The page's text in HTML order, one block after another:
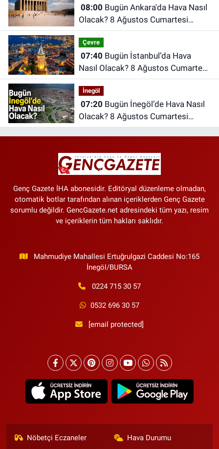
08:00
Olacak? 8 Ağustos Cumartesi
Ankara Hava Durumu
Çevre
07:40
Nasıl Olacak? 8 Ağustos Cumartesi
İstanbul Hava Durumu
İnegöl
07:20
Olacak? 8 Ağustos Cumartesi
İnegöl Hava Durumu
Genç Gazete İHA abonesidir. Editöryal düzenleme olmadan,
otomatik botlar tarafından alınan içeriklerden Genç Gazete
sorumlu değildir. GencGazete.net adresindeki tüm yazı, resim
ve içeriklerin tüm hakları saklıdır.
Mahmudiye Mahallesi Ertuğrulgazi Caddesi No:165
İnegöl/BURSA
0224 715 30 57
0532 696 30 57
[email protected]
Nöbetçi Eczaneler Hava Durumu